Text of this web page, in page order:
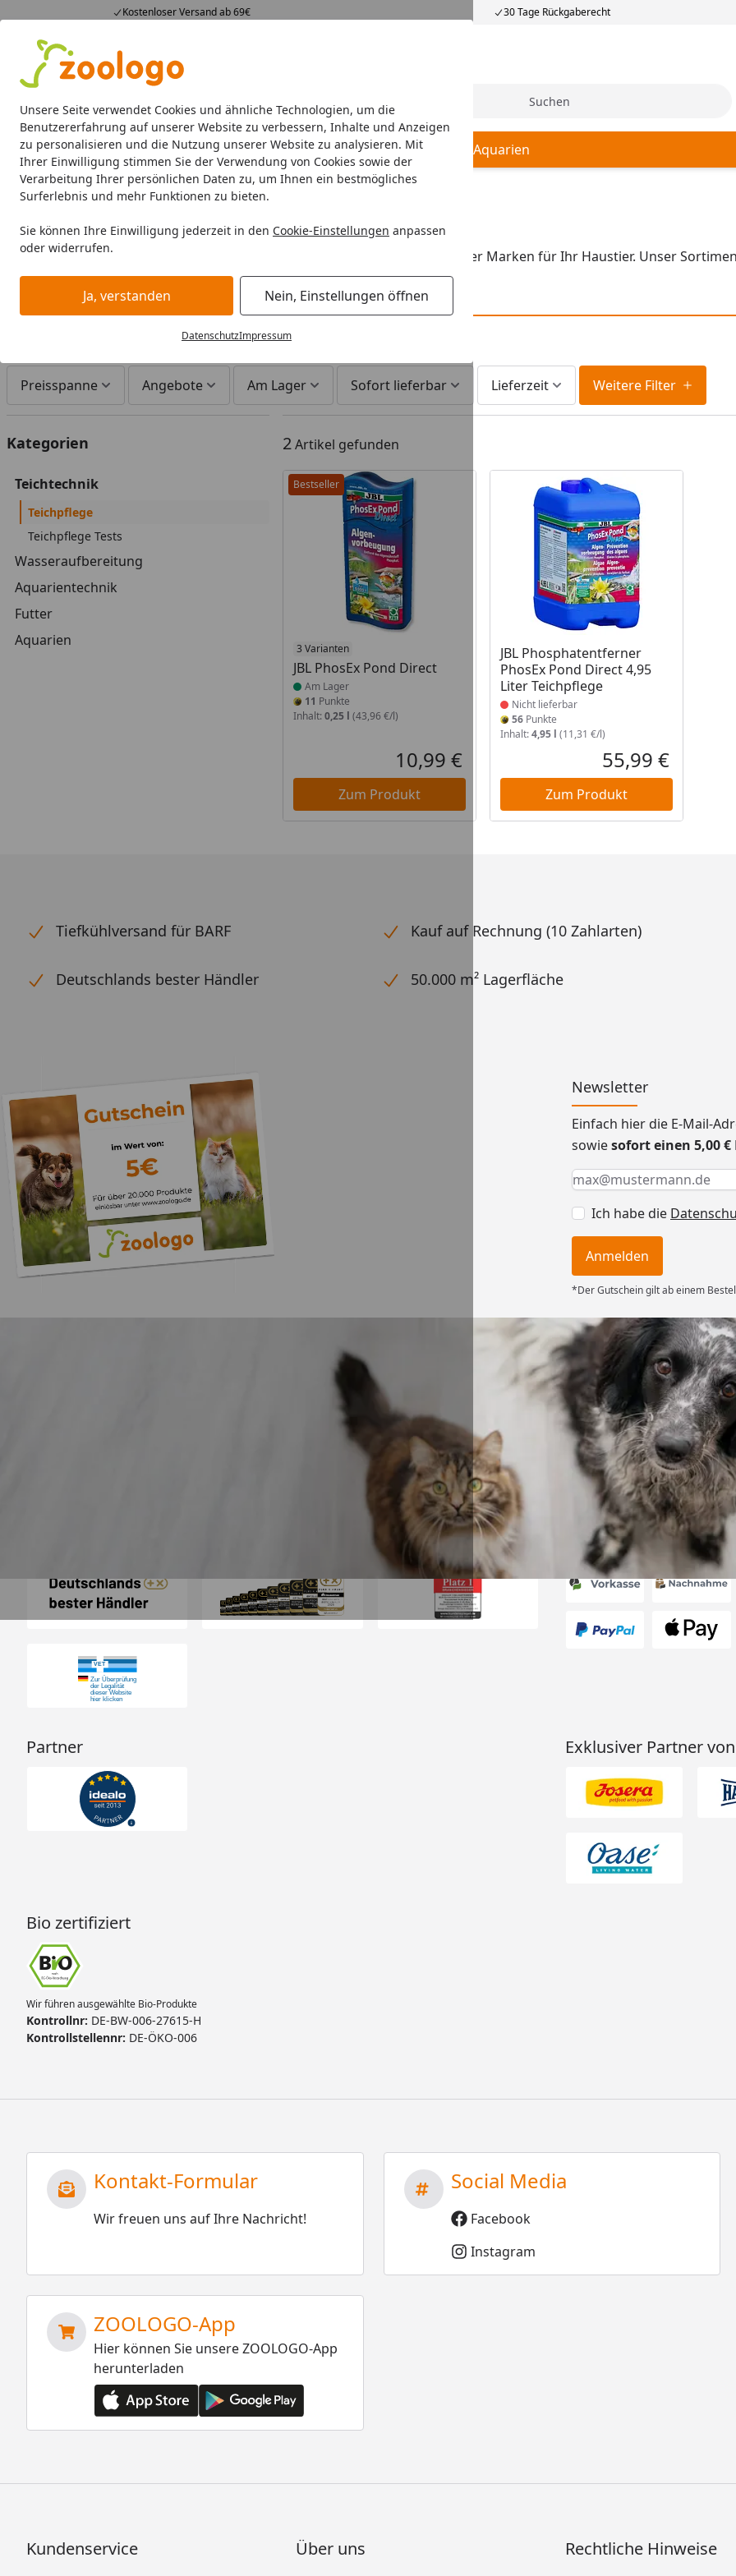
Unsere Seite verwendet Cookies und ähnliche Technologien, um die
Benutzererfahrung auf unserer Website zu verbessern, Inhalte und Anzeigen
zu personalisieren und die Nutzung unserer Website zu analysieren. Mit
Ihrer Einwilligung stimmen Sie der Verwendung von Cookies sowie der
Verarbeitung Ihrer persönlichen Daten zu, um Ihnen ein bestmögliches
Surferlebnis und mehr Funktionen zu bieten.
Sie können Ihre Einwilligung jederzeit in den Cookie-Einstellungen anpassen
oder widerrufen.
Ja, verstanden Nein, Einstellungen öffnen
DatenschutzImpressum
Kostenloser Versand ab 69€ 30 Tage Rückgaberecht
4,73
23.591 Bewertungen
Alle Produkte
Alle Produkte Angebote Neuheiten Sommerhits Suche
JBL Teichtechnik Wasseraufbereitung Aquarientechnik Futter Aquarien
Startseite
JBL Teichtechnik Teichpflege
JBL Teichpflege
JBL Teichpflege bei Zoologo und finden Sie passende Produkte ausgewählter Marken für Ihr Haustier. Unser
unterschiedliche Bedürfnisse.
Ihre Artikelübersicht
Preisspanne Angebote Am Lager Sofort lieferbar Lieferzeit Weitere Filter
Kategorien
Teichtechnik
Teichpflege
Teichpflege Tests
Wasseraufbereitung
Aquarientechnik
Futter
Aquarien
2Artikel gefunden
Bestseller
3 Varianten
JBL PhosEx Pond Direct
Produkt am Lager
Am Lager
11 Punkte
Inhalt: 0,25 l (43,96 €/l)
Aktueller Preis
10,99 €
Zum Produkt
JBL Phosphatentferner
PhosEx Pond Direct 4,95
Liter Teichpflege
Produkt nicht lieferbar
Nicht lieferbar
56 Punkte
Inhalt:4,95 l (11,31 €/l)
Aktueller
55,99 €
Zum Produkt
Tiefkühlversand für BARF Kauf auf Rechnung (10 Zahlarten)
Deutschlands bester Händler 50.000 m² Lagerfläche
Newsletter
Einfach hier die E-Mail-
sowiesofort einen 5,00
Keine Eingabe erforderlich
Eingabe erforderlich
E-Mail *
Ich habe die
Anmelden
*Der Gutschein gilt ab einem
„Es ist alles in Ordnung und super
“
09.08.2026
Versand
Akzeptierte
Partner Exklusiver Partner von
Bio zertifiziert
Wir führen ausgewählte Bio-Produkte
Kontrollnr: DE-BW-006-27615-H
Kontrollstellennr: DE-ÖKO-006
Kontakt-Formular
Wir freuen uns auf Ihre Nachricht!
Social Media
Facebook
Instagram
ZOOLOGO-App
Hier können Sie unsere ZOOLOGO-App
herunterladen
Kundenservice Über uns Rechtliche Hinweise